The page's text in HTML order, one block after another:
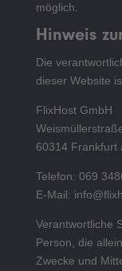
möglich.
Hinweis
Die
dieser Website
FlixHost GmbH
60314 Frankfurt
Telefon: 069
E-Mail:
Verantwortliche
Person, die
Zwecke und